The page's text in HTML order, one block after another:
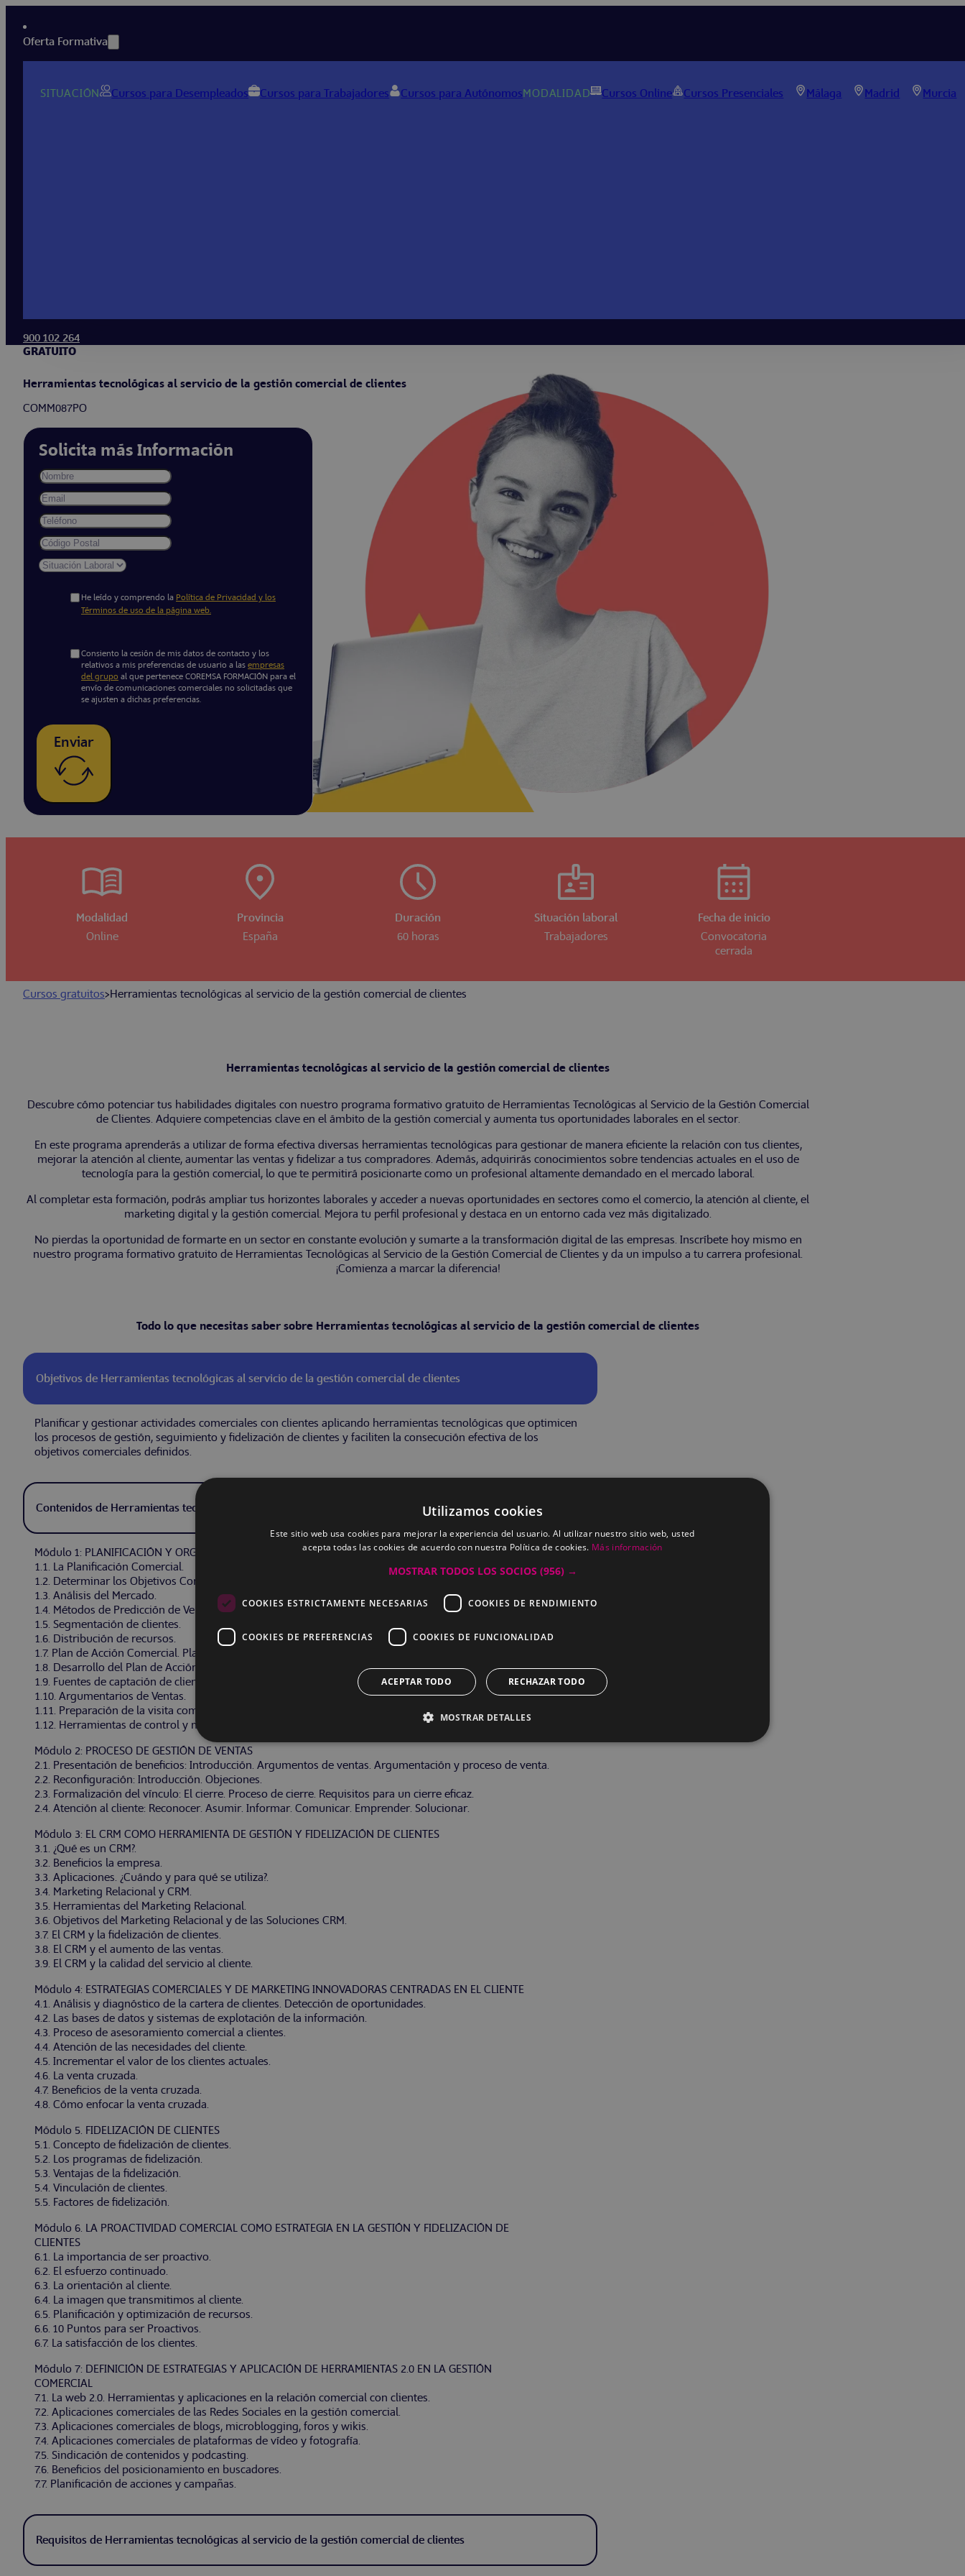
Oferta Formativa
SITUACIÓN Cursos para Desempleados Cursos para Trabajadores Cursos para AutónomosMODALIDAD Cursos Online Cursos Presenciales Málaga Madrid Murcia
900 102 264
GRATUITO
Herramientas tecnológicas al servicio de la gestión comercial de clientes
COMM087PO
Solicita más Información
He leído y comprendo la Política de Privacidad y los
Términos de uso de la página web.
Consiento la cesión de mis datos de contacto y los
relativos a mis preferencias de usuario a las empresas
del grupo al que pertenece COREMSA FORMACIÓN para el
envío de comunicaciones comerciales no solicitadas que
se ajusten a dichas preferencias.
Enviar
Modalidad
Online
Provincia
España
Duración
60 horas
Situación laboral
Trabajadores
Fecha de inicio
Convocatoria
cerrada
Cursos gratuitos>Herramientas tecnológicas al servicio de la gestión comercial de clientes
Herramientas tecnológicas al servicio de la gestión comercial de clientes
Descubre cómo potenciar tus habilidades digitales con nuestro programa formativo gratuito de Herramientas Tecnológicas al Servicio de la Gestión Comercial
de Clientes. Adquiere competencias clave en el ámbito de la gestión comercial y aumenta tus oportunidades laborales en el sector.
En este programa aprenderás a utilizar de forma efectiva diversas herramientas tecnológicas para gestionar de manera eficiente la relación con tus clientes,
mejorar la atención al cliente, aumentar las ventas y fidelizar a tus compradores. Además, adquirirás conocimientos sobre tendencias actuales en el uso de
tecnología para la gestión comercial, lo que te permitirá posicionarte como un profesional altamente demandado en el mercado laboral.
Al completar esta formación, podrás ampliar tus horizontes laborales y acceder a nuevas oportunidades en sectores como el comercio, la atención al cliente, el
marketing digital y la gestión comercial. Mejora tu perfil profesional y destaca en un entorno cada vez más digitalizado.
No pierdas la oportunidad de formarte en un sector en constante evolución y sumarte a la transformación digital de las empresas. Inscríbete hoy mismo en
nuestro programa formativo gratuito de Herramientas Tecnológicas al Servicio de la Gestión Comercial de Clientes y da un impulso a tu carrera profesional.
¡Comienza a marcar la diferencia!
Todo lo que necesitas saber sobre Herramientas tecnológicas al servicio de la gestión comercial de clientes
Objetivos de Herramientas tecnológicas al servicio de la gestión comercial de clientes
Planificar y gestionar actividades comerciales con clientes aplicando herramientas tecnológicas que optimicen
los procesos de gestión, seguimiento y fidelización de clientes y faciliten la consecución efectiva de los
objetivos comerciales definidos.
Contenidos de Herramientas tecnológicas al servicio de la gestión comercial de clientes
Módulo 1: PLANIFICACIÓN Y ORGANIZACIÓN DE LA ACCIÓN COMERCIAL
1.1. La Planificación Comercial.
1.2. Determinar los Objetivos Comerciales.
1.3. Análisis del Mercado.
1.4. Métodos de Predicción de Ventas.
1.5. Segmentación de clientes.
1.6. Distribución de recursos.
1.7. Plan de Acción Comercial. Planteamientos iniciales.
1.8. Desarrollo del Plan de Acción Comercial.
1.9. Fuentes de captación de clientes.
1.10. Argumentarios de Ventas.
1.11. Preparación de la visita comercial.
1.12. Herramientas de control y medición de la planificación comercial.
Módulo 2: PROCESO DE GESTIÓN DE VENTAS
2.1. Presentación de beneficios: Introducción. Argumentos de ventas. Argumentación y proceso de venta.
2.2. Reconfiguración: Introducción. Objeciones.
2.3. Formalización del vínculo: El cierre. Proceso de cierre. Requisitos para un cierre eficaz.
2.4. Atención al cliente: Reconocer. Asumir. Informar. Comunicar. Emprender. Solucionar.
Módulo 3: EL CRM COMO HERRAMIENTA DE GESTIÓN Y FIDELIZACIÓN DE CLIENTES
3.1. ¿Qué es un CRM?.
3.2. Beneficios la empresa.
3.3. Aplicaciones. ¿Cuándo y para qué se utiliza?.
3.4. Marketing Relacional y CRM.
3.5. Herramientas del Marketing Relacional.
3.6. Objetivos del Marketing Relacional y de las Soluciones CRM.
3.7. El CRM y la fidelización de clientes.
3.8. El CRM y el aumento de las ventas.
3.9. El CRM y la calidad del servicio al cliente.
Módulo 4: ESTRATEGIAS COMERCIALES Y DE MARKETING INNOVADORAS CENTRADAS EN EL CLIENTE
4.1. Análisis y diagnóstico de la cartera de clientes. Detección de oportunidades.
4.2. Las bases de datos y sistemas de explotación de la información.
4.3. Proceso de asesoramiento comercial a clientes.
4.4. Atención de las necesidades del cliente.
4.5. Incrementar el valor de los clientes actuales.
4.6. La venta cruzada.
4.7. Beneficios de la venta cruzada.
4.8. Cómo enfocar la venta cruzada.
Módulo 5. FIDELIZACIÓN DE CLIENTES
5.1. Concepto de fidelización de clientes.
5.2. Los programas de fidelización.
5.3. Ventajas de la fidelización.
5.4. Vinculación de clientes.
5.5. Factores de fidelización.
Módulo 6. LA PROACTIVIDAD COMERCIAL COMO ESTRATEGIA EN LA GESTIÓN Y FIDELIZACIÓN DE
CLIENTES
6.1. La importancia de ser proactivo.
6.2. El esfuerzo continuado.
6.3. La orientación al cliente.
6.4. La imagen que transmitimos al cliente.
6.5. Planificación y optimización de recursos.
6.6. 10 Puntos para ser Proactivos.
6.7. La satisfacción de los clientes.
Módulo 7: DEFINICIÓN DE ESTRATEGIAS Y APLICACIÓN DE HERRAMIENTAS 2.0 EN LA GESTIÓN
COMERCIAL
7.1. La web 2.0. Herramientas y aplicaciones en la relación comercial con clientes.
7.2. Aplicaciones comerciales de las Redes Sociales en la gestión comercial.
7.3. Aplicaciones comerciales de blogs, microblogging, foros y wikis.
7.4. Aplicaciones comerciales de plataformas de vídeo y fotografía.
7.5. Sindicación de contenidos y podcasting.
7.6. Beneficios del posicionamiento en buscadores.
7.7. Planificación de acciones y campañas.
Requisitos de Herramientas tecnológicas al servicio de la gestión comercial de clientes
Utilizamos cookies
Este sitio web usa cookies para mejorar la experiencia del usuario. Al utilizar nuestro sitio web, usted
acepta todas las cookies de acuerdo con nuestra Política de cookies. Más información
MOSTRAR TODOS LOS SOCIOS (956) →
COOKIES ESTRICTAMENTE NECESARIAS COOKIES DE RENDIMIENTO
COOKIES DE PREFERENCIAS COOKIES DE FUNCIONALIDAD
ACEPTAR TODO RECHAZAR TODO
MOSTRAR DETALLES